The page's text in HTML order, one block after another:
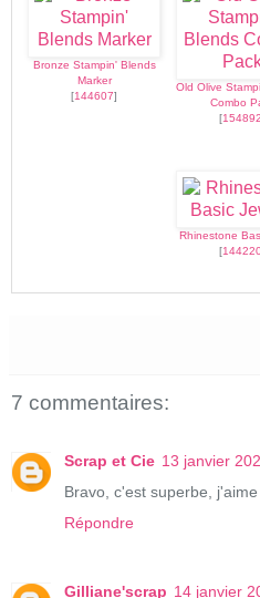
Bronze Stampin' Blends
Marker
[144607]
Old Olive
Combo
[154892
Rhinestone
[
7 commentaires:
Scrap et Cie 13 janvier
Bravo, c'est superbe, j'aime
Répondre
Gilliane'scrap 14 janvier